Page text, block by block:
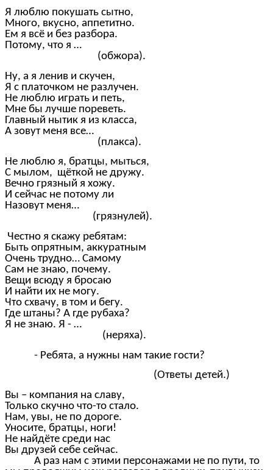
Я люблю покушать сытно,
Много, вкусно, аппетитно.
Ем я всё и без разбора.
Потому, что я …
(обжора).
Ну, а я ленив и скучен,
Я с платочком не разлучен.
Не люблю играть и петь,
Мне бы лучше пореветь.
Главный нытик я из класса,
А зовут меня все…
(плакса).
Не люблю я, братцы, мыться,
С мылом, щёткой не дружу.
Вечно грязный я хожу.
И сейчас не потому ли
Назовут меня…
(грязнулей).
Честно я скажу ребятам:
Быть опрятным, аккуратным
Очень трудно… Самому
Сам не знаю, почему.
Вещи всюду я бросаю
И найти их не могу.
Что схвачу, в том и бегу.
Где штаны? А где рубаха?
Я не знаю. Я - …
(неряха).
- Ребята, а нужны нам такие гости?
(Ответы детей.)
Вы – компания на славу,
Только скучно что-то стало.
Нам, увы, не по дороге.
Уносите, братцы, ноги!
Не найдёте среди нас
Вы друзей себе сейчас.
А раз нам с этими персонажами не по пути, то